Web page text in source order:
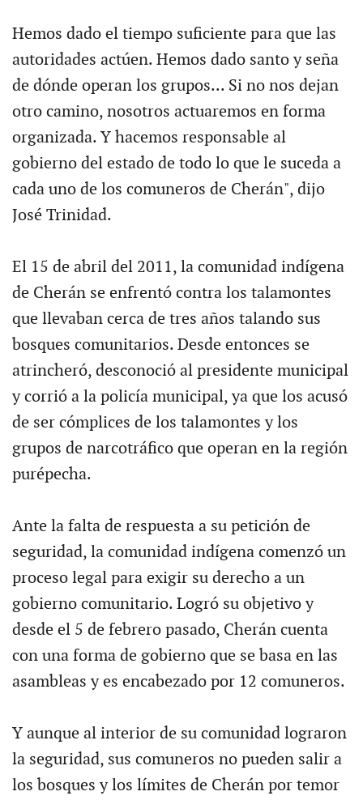
Hemos dado el tiempo suficiente para que las
autoridades actúen. Hemos dado santo y seña
de dónde operan los grupos... Si no nos dejan
otro camino, nosotros actuaremos en forma
organizada. Y hacemos responsable al
gobierno del estado de todo lo que le suceda a
cada uno de los comuneros de Cherán", dijo
José Trinidad.
El 15 de abril del 2011, la comunidad indígena
de Cherán se enfrentó contra los talamontes
que llevaban cerca de tres años talando sus
bosques comunitarios. Desde entonces se
atrincheró, desconoció al presidente municipal
y corrió a la policía municipal, ya que los acusó
de ser cómplices de los talamontes y los
grupos de narcotráfico que operan en la región
purépecha.
Ante la falta de respuesta a su petición de
seguridad, la comunidad indígena comenzó un
proceso legal para exigir su derecho a un
gobierno comunitario. Logró su objetivo y
desde el 5 de febrero pasado, Cherán cuenta
con una forma de gobierno que se basa en las
asambleas y es encabezado por 12 comuneros.
Y aunque al interior de su comunidad lograron
la seguridad, sus comuneros no pueden salir a
los bosques y los límites de Cherán por temor